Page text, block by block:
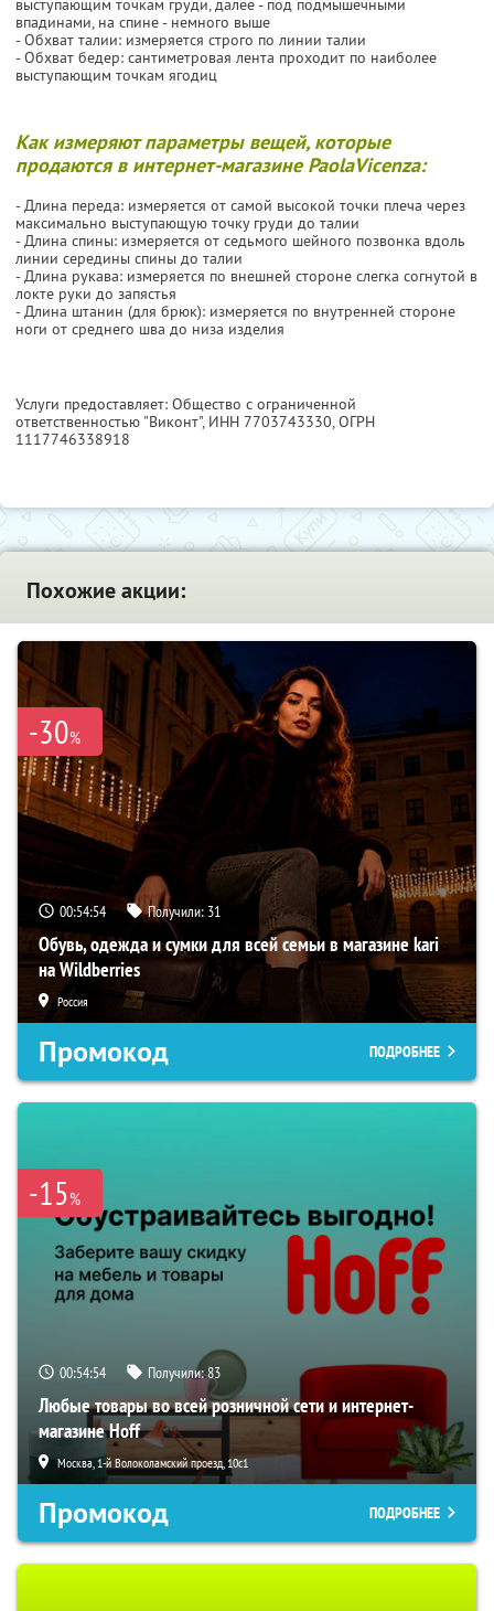
выступающим точкам груди, далее - под подмышечными
впадинами, на спине - немного выше
- Обхват талии: измеряется строго по линии талии
- Обхват бедер: сантиметровая лента проходит по наиболее
выступающим точкам ягодиц
Как измеряют параметры вещей, которые
продаются в интернет-магазине PaolaVicenza:
- Длина переда: измеряется от самой высокой точки плеча через
максимально выступающую точку груди до талии
- Длина спины: измеряется от седьмого шейного позвонка вдоль
линии середины спины до талии
- Длина рукава: измеряется по внешней стороне слегка согнутой в
локте руки до запястья
- Длина штанин (для брюк): измеряется по внутренней стороне
ноги от среднего шва до низа изделия
Услуги предоставляет: Общество с ограниченной
ответственностью "Виконт", ИНН 7703743330, ОГРН
1117746338918
Похожие акции:
-30%
00:54:53 Получили: 31
Обувь, одежда и сумки для всей семьи в магазине kari
на Wildberries
Россия
Промокод ПОДРОБНЕЕ
-15%
00:54:53 Получили:83
Любые товары во всей розничной сети и интернет-
магазине Hoff
Москва, 1-й Волоколамский проезд, 10с1
Промокод ПОДРОБНЕЕ